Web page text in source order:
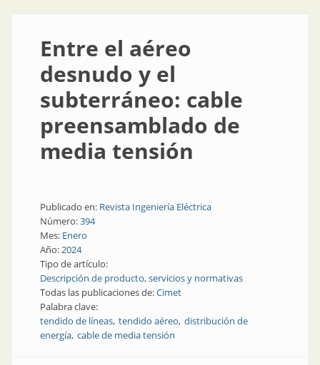
Entre el aéreo
desnudo y el
subterráneo: cable
preensamblado de
media tensión
Publicado en: Revista Ingeniería Eléctrica
Número:394
Mes: Enero
Año:2024
Tipo de artículo:
Descripción de producto, servicios y normativas
Todas las publicaciones de:Cimet
Palabra clave:
tendido de líneas tendido aéreo distribución de
energía cable de media tensión